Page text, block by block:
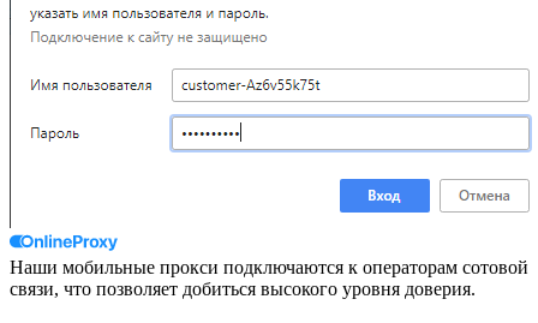
Наши мобильные прокси подключаются к операторам сотовой
связи, что позволяет добиться высокого уровня доверия.